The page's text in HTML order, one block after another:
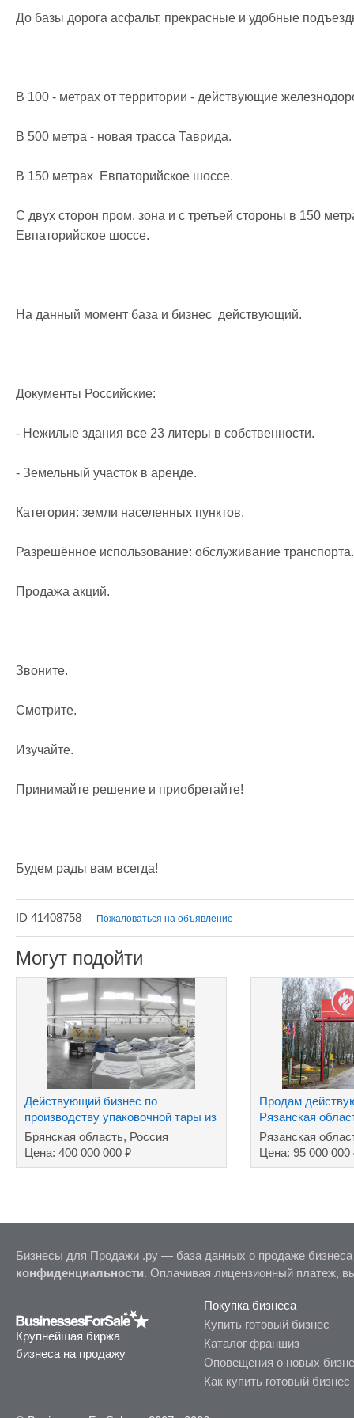
До базы дорога асфальт, прекрасные и удобные
В 100 - метрах от территории - действующие
В 500 метра - новая трасса Таврида.
В 150 метрах  Евпаторийское шоссе.
С двух сторон пром. зона и с третьей стороны в 150
Евпаторийское шоссе.
На данный момент база и бизнес  действующий.
Документы Российские:
- Нежилые здания все 23 литеры в собственности.
- Земельный участок в аренде.
Категория: земли населенных пунктов.
Разрешённое использование: обслуживание транспорта.
Продажа акций.
Звоните.
Смотрите.
Изучайте.
Принимайте решение и приобретайте!
Будем рады вам всегда!
ID 41408758 Пожаловаться на объявление
Могут подойти
Действующий бизнес по
производству упаковочной тары из
полимеров
Брянская область, Россия
Цена: 400 000 000 ₽
Продам
Рязанская
Рязанская
Цена: 95 000 000
Бизнесы для Продажи .ру — база данных о продаже
конфиденциальности. Оплачивая лицензионный платеж,
Крупнейшая биржа
бизнеса на продажу
Покупка бизнеса
Купить готовый бизнес
Каталог франшиз
Оповещения о новых
Как купить готовый бизнес